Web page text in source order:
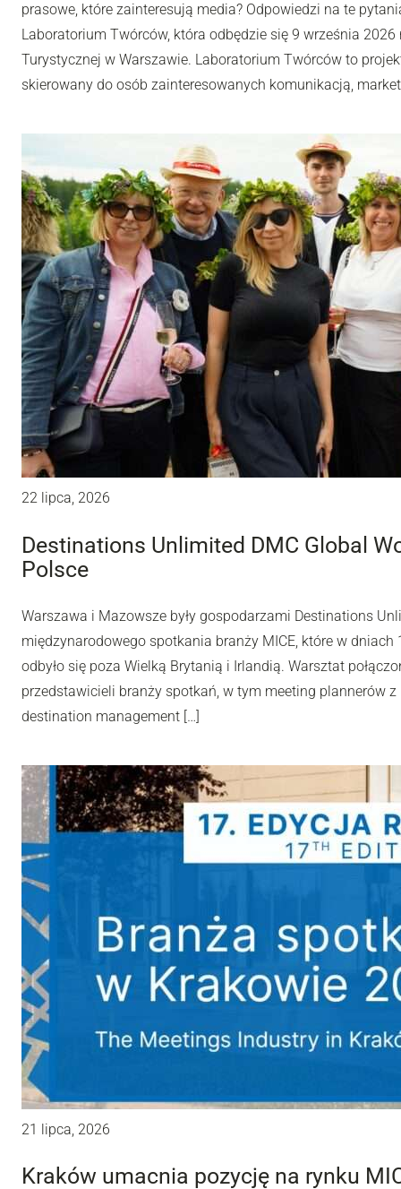
prasowe, które zainteresują media? Odpowiedzi na te
Laboratorium Twórców, która odbędzie się 9 września
Turystycznej w Warszawie. Laboratorium Twórców to
skierowany do osób zainteresowanych komunikacją,
22 lipca, 2026
Destinations Unlimited DMC Global
Polsce
Warszawa i Mazowsze były gospodarzami Destinations
międzynarodowego spotkania branży MICE, które w
odbyło się poza Wielką Brytanią i Irlandią. Warsztat
przedstawicieli branży spotkań, w tym meeting plannerów
destination management […]
21 lipca, 2026
Kraków umacnia pozycję na rynku